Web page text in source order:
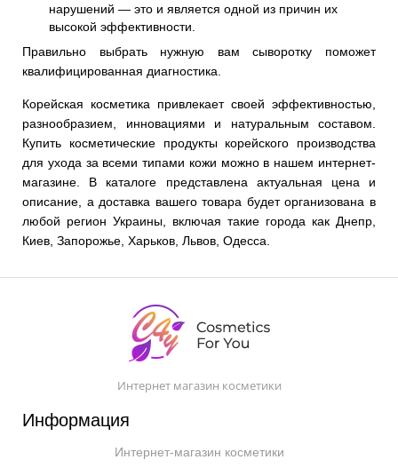
нарушений — это и является одной из причин их
высокой эффективности.
Правильно выбрать нужную вам сыворотку поможет
квалифицированная диагностика.
Корейская косметика привлекает своей эффективностью,
разнообразием, инновациями и натуральным составом.
Купить косметические продукты корейского производства
для ухода за всеми типами кожи можно в нашем интернет-
магазине. В каталоге представлена актуальная цена и
описание, а доставка вашего товара будет организована в
любой регион Украины, включая такие города как Днепр,
Киев, Запорожье, Харьков, Львов, Одесса.
Интернет магазин косметики
Информация
Интернет-магазин косметики